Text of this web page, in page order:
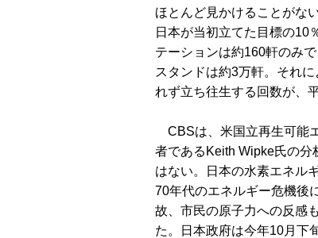
ほとんど見かけることがな
日本が当初立てた目標の10
テーションは約160軒のみ
スタンドは約3万軒。それ
れず立ち往生する回数が、
CBSは、米国立再生可能
者であるKeith Wipke氏の分
はない。日本の水素エネル
70年代のエネルギー危機後
故、市民の原子力への反感
た。日本政府は今年10月下